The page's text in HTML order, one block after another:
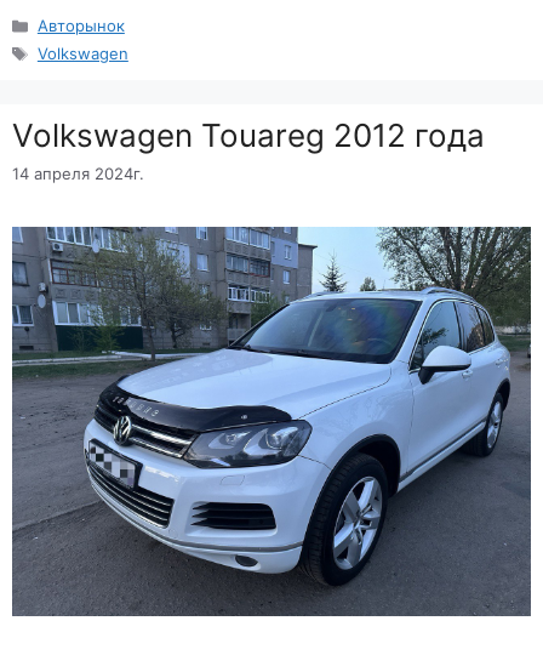
Рубрики
Авторынок
Метки
Volkswagen
Volkswagen Touareg 2012 года
14 апреля 2024г.